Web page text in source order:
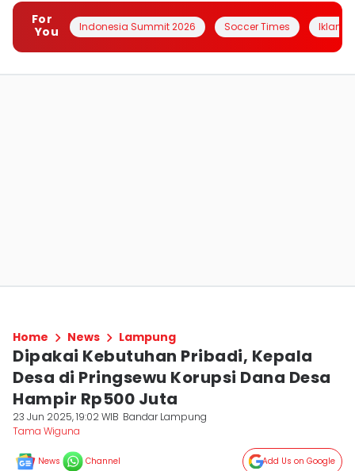
For
You
Indonesia Summit 2026 Soccer Times Iklanin
Home News Lampung
Dipakai Kebutuhan Pribadi, Kepala
Desa di Pringsewu Korupsi Dana Desa
Hampir Rp500 Juta
23 Jun 2025, 19:02 WIB Bandar Lampung
Tama Wiguna
News Channel Add Us on Google